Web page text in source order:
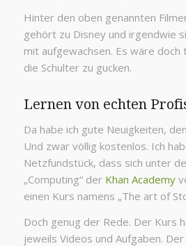
Hinter den oben genannten
gehört zu Disney und irgendwie
mit aufgewachsen. Es wäre doch
die Schulter zu gucken.
Lernen von echten
Da habe ich gute Neuigkeiten,
Und zwar völlig kostenlos. Ich
Netzfundstück, dass sich unter
„Computing“ der Khan Academy
einen Kurs namens „The art of
Doch genug der Rede. Der Kurs
jeweils Videos und Aufgaben.